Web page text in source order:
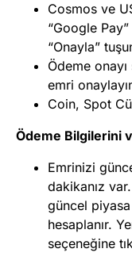
Cosmos ve
“Google
“Onayla”
Ödeme
emri
Coin, Spot
Ödeme Bilgilerini
Emrinizi
dakikanız
güncel
hesaplanır.
seçeneğine